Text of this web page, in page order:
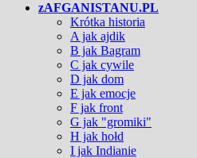
zAFGANISTANU.PL
Krótka historia
A jak ajdik
B jak Bagram
C jak cywile
D jak dom
E jak emocje
F jak front
G jak "gromiki"
H jak hołd
I jak Indianie